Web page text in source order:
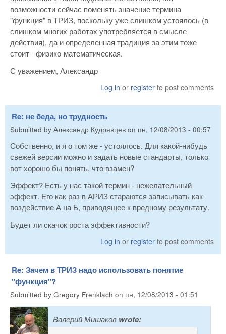
возможности сейчас поменять значение термина
"функция" в ТРИЗ, поскольку уже слишком устоялось (в
слишком многих работах употребляется в смысле
действия), да и определенная традиция за этим тоже
стоит - физико-математическая.
С уважением, Александр
Log in or register to post comments
Re: не беда, но трудность
Submitted by Александр Кудрявцев on пн, 12/08/2013 - 00:57
Собственно, и я о том же - устоялось. Для какой-нибудь
свежей версии можно и задать новые стандарты, только
вот хорошо бы понять, что взамен?
Эффект? Есть у нас такой термин - нежелательный
эффект. Его как раз в АРИЗ стараются записывать как
воздействие А на Б, приводящее к вредному результату.
Будет ли скачок роста эффективности?
Log in or register to post comments
Re: Зачем в ТРИЗ надо использовать понятие
"функция"?
Submitted by Gregory Frenklach on пн, 12/08/2013 - 01:51
Валерий Мишаков wrote: